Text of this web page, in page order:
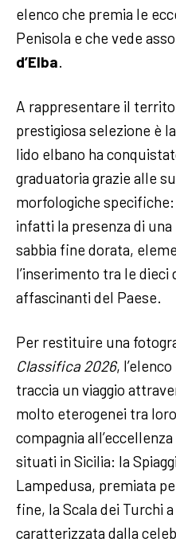
elenco che premia le
Penisola e che vede
d’Elba.
A rappresentare il
prestigiosa selezione è
lido elbano ha
graduatoria grazie alle
morfologiche
infatti la presenza di
sabbia fine dorata,
l’inserimento tra le dieci
affascinanti del Paese.
Per restituire una
Classifica 2026,
traccia un viaggio
molto eterogenei tra
compagnia
situati in Sicilia: la
Lampedusa, premiata
fine, la Scala dei Turchi
caratterizzata dalla